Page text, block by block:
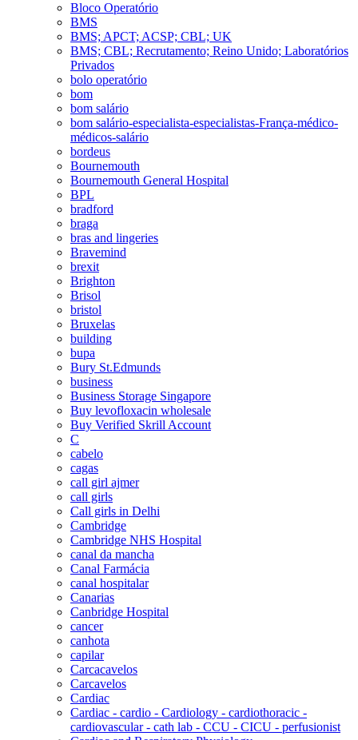
Bloco Operatório
BMS
BMS; APCT; ACSP; CBL; UK
BMS; CBL; Recrutamento; Reino Unido; Laboratórios
Privados
bolo operatório
bom
bom salário
bom salário-especialista-especialistas-França-médico-
médicos-salário
bordeus
Bournemouth
Bournemouth General Hospital
BPL
bradford
braga
bras and lingeries
Bravemind
brexit
Brighton
Brisol
bristol
Bruxelas
building
bupa
Bury St.Edmunds
business
Business Storage Singapore
Buy levofloxacin wholesale
Buy Verified Skrill Account
C
cabelo
cagas
call girl ajmer
call girls
Call girls in Delhi
Cambridge
Cambridge NHS Hospital
canal da mancha
Canal Farmácia
canal hospitalar
Canarias
Canbridge Hospital
cancer
canhota
capilar
Carcacavelos
Carcavelos
Cardiac
Cardiac - cardio - Cardiology - cardiothoracic -
cardiovascular - cath lab - CCU - CICU - perfusionist